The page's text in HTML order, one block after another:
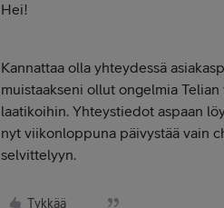
Hei!
Kannattaa olla yhteydessä
muistaakseni ollut ongelmia
laatikoihin. Yhteystiedot aspaan
nyt viikonloppuna päivystää vain
selvittelyyn.
Tykkää